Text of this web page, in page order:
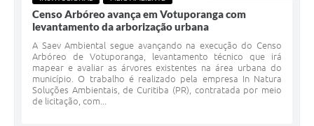
Censo Arbóreo avança em Votuporanga com
levantamento da arborização urbana
A Saev Ambiental segue avançando na execução do Censo
Arbóreo de Votuporanga, levantamento técnico que irá
mapear e avaliar as árvores existentes na área urbana do
município. O trabalho é realizado pela empresa In Natura
Soluções Ambientais, de Curitiba (PR), contratada por meio
de licitação, com...